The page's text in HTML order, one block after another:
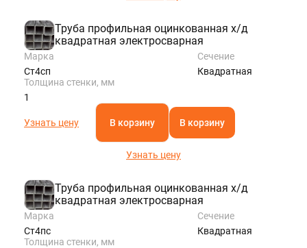
Труба профильная оцинкованная х/д
квадратная электросварная
Марка
Ст4сп
Сечение
Квадратная
Толщина стенки, мм
1
Узнать цену В корзину В корзину
Узнать цену
Труба профильная оцинкованная х/д
квадратная электросварная
Марка
Ст4пс
Сечение
Квадратная
Толщина стенки, мм